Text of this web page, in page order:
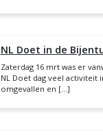
NL Doet in de
Zaterdag 16 mrt was er
NL Doet dag veel activiteit
omgevallen en […]